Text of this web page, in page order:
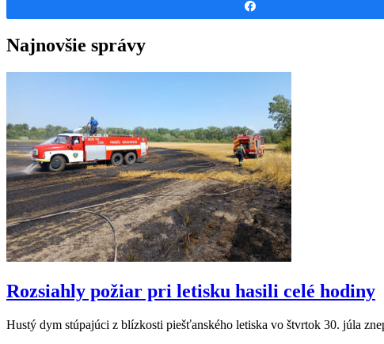
Najnovšie správy
Rozsiahly požiar pri letisku hasili celé hodiny
Hustý dym stúpajúci z blízkosti piešťanského letiska vo štvrtok 30. júla